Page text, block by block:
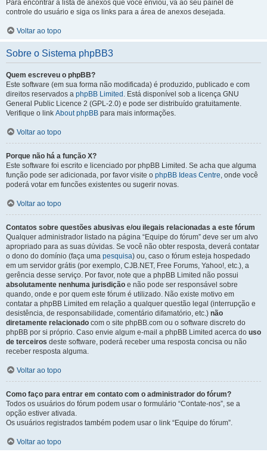
Para encontrar a lista de anexos que você enviou, vá ao seu painel de
controle do usuário e siga os links para a área de anexos desejada.
Voltar ao topo
Sobre o Sistema phpBB3
Quem escreveu o phpBB?
Este software (em sua forma não modificada) é produzido, publicado e com
direitos reservados a phpBB Limited . Está disponível sob a licença GNU
General Public Licence 2 (GPL-2.0) e pode ser distribuído gratuitamente.
Verifique o link About phpBB para mais informações.
Voltar ao topo
Porque não há a função X?
Este software foi escrito e licenciado por phpBB Limited. Se acha que alguma
função pode ser adicionada, por favor visite o phpBB Ideas Centre, onde você
poderá votar em funcões existentes ou sugerir novas.
Voltar ao topo
Contatos sobre questões abusivas e/ou ilegais relacionadas a este fórum
Qualquer administrador listado na página “Equipe do fórum” deve ser um alvo
apropriado para as suas dúvidas. Se você não obter resposta, deverá contatar
o dono do domínio (faça uma pesquisa) ou, caso o fórum esteja hospedado
em um servidor grátis (por exemplo, CJB.NET, Free Forums, Yahoo!, etc.), a
gerência desse serviço. Por favor, note que a phpBB Limited não possui
absolutamente nenhuma jurisdição e não pode ser responsável sobre
quando, onde e por quem este fórum é utilizado. Não existe motivo em
contatar a phpBB Limited em relação a qualquer questão legal (interrupção e
desistência, de responsabilidade, comentário difamatório, etc.) não
diretamente relacionado com o site phpBB.com ou o software discreto do
phpBB por si próprio. Caso envie algum e-mail a phpBB Limited acerca do uso
de terceiros deste software, poderá receber uma resposta concisa ou não
receber resposta alguma.
Voltar ao topo
Como faço para entrar em contato com o administrador do fórum?
Todos os usuários do fórum podem usar o formulário “Contate-nos”, se a
opção estiver ativada.
Os usuários registrados também podem usar o link “Equipe do fórum”.
Voltar ao topo